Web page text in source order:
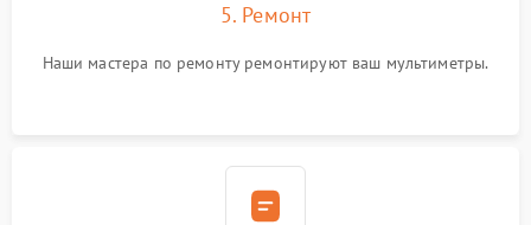
5. Ремонт
Наши мастера по ремонту ремонтируют ваш мультиметры.